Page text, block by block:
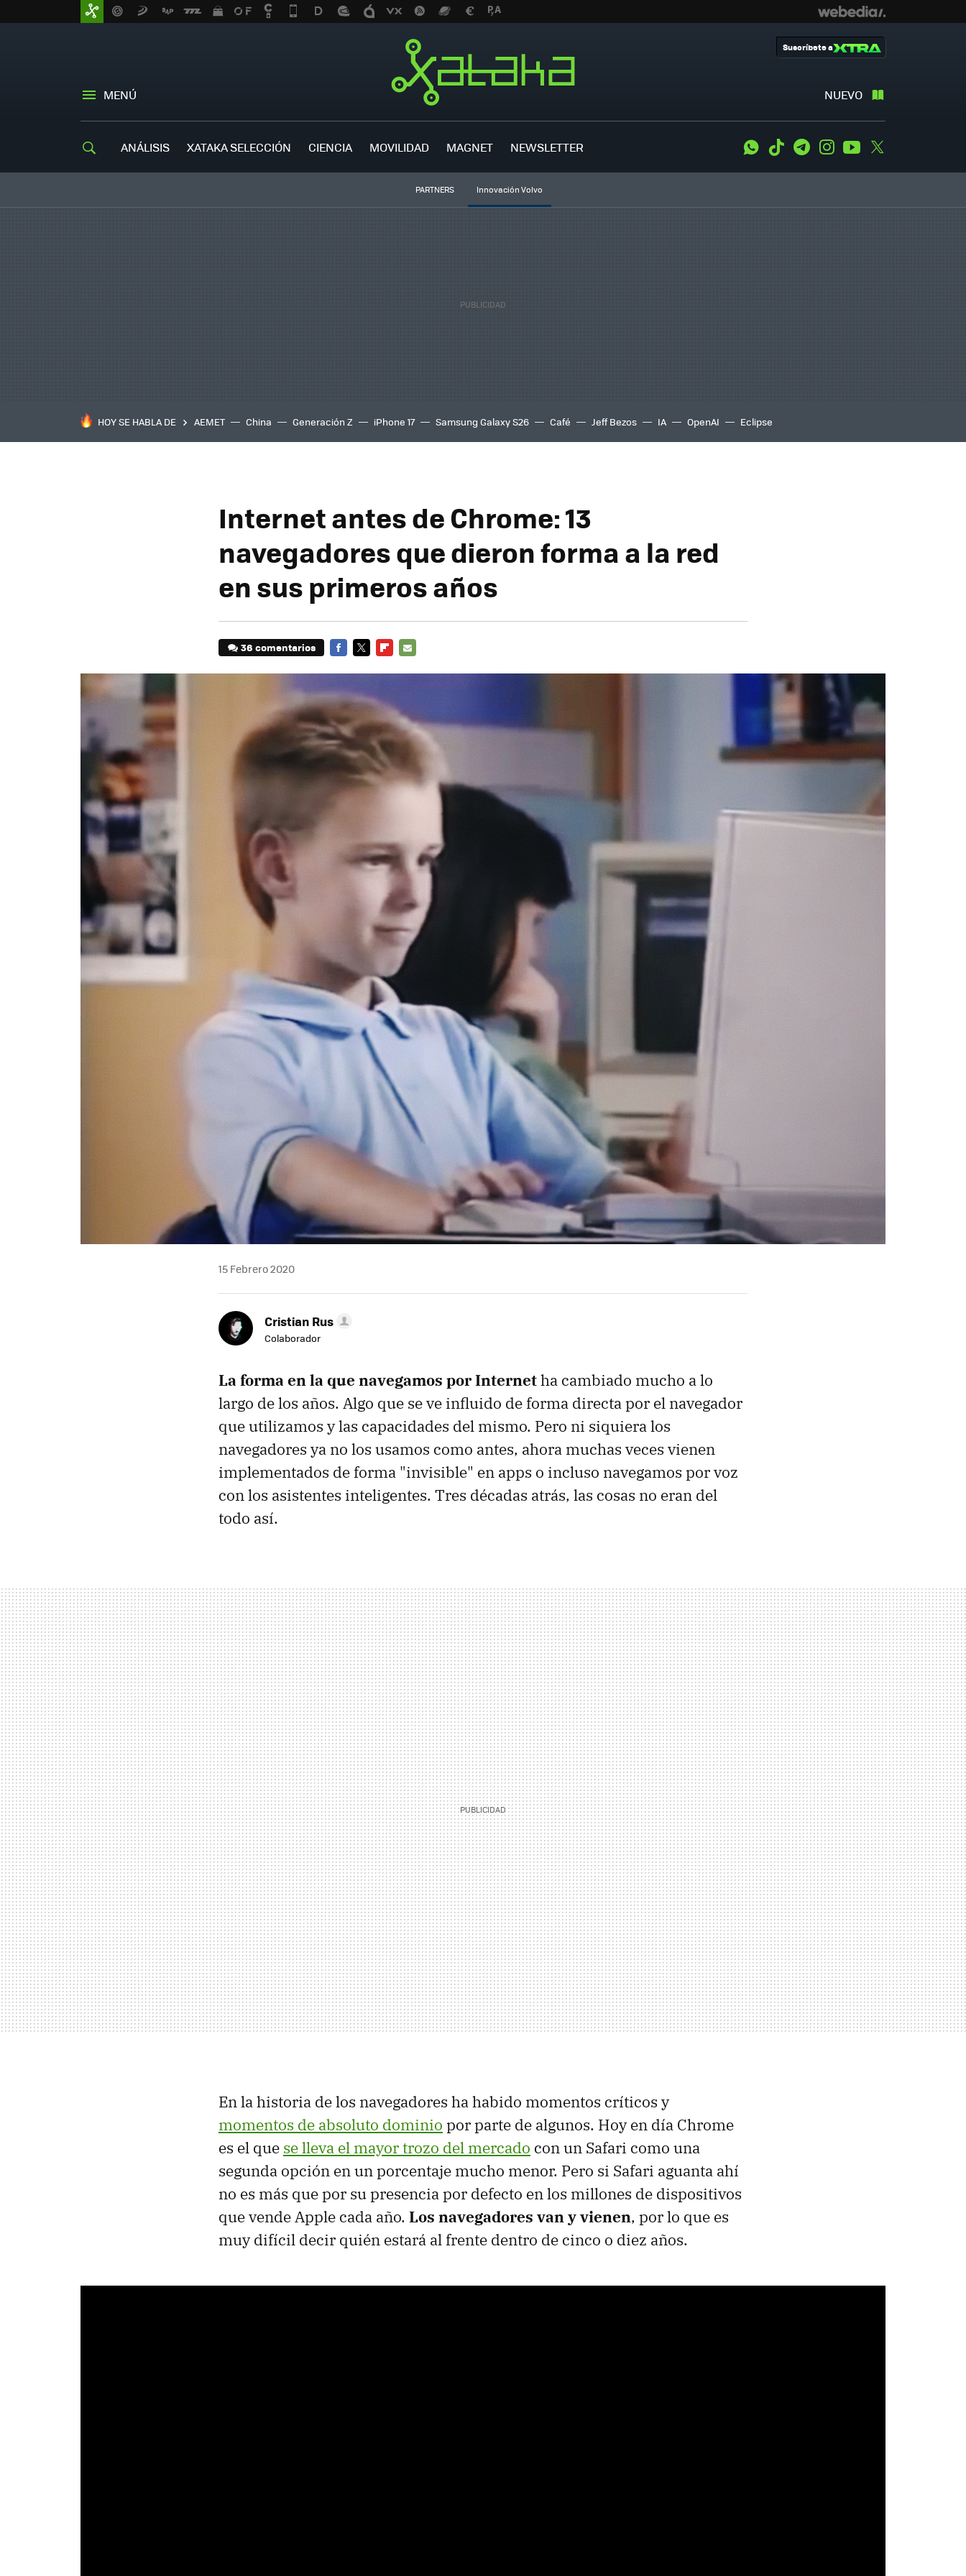
MENÚ NUEVO
Suscríbete a
ANÁLISIS XATAKA SELECCIÓN CIENCIA MOVILIDAD MAGNET NEWSLETTER WhatsApp
Tiktok TelegramInstagramYoutube
PARTNERS Innovación Volvo
HOY SE HABLA DE AEMET China Generación Z iPhone 17 Samsung Galaxy S26 Café Jeff Bezos IA OpenAI Eclipse
Internet antes de Chrome: 13
navegadores que dieron forma a la red
en sus primeros años
36 comentarios
15 Febrero 2020
Cristian Rus
Colaborador
La forma en la que navegamos por Internetha cambiado mucho a lo
largo de los años. Algo que se ve influido de forma directa por el navegador
que utilizamos y las capacidades del mismo. Pero ni siquiera los
navegadores ya no los usamos como antes, ahora muchas veces vienen
implementados de forma "invisible" en apps o incluso navegamos por voz
con los asistentes inteligentes. Tres décadas atrás, las cosas no eran del
todo así.
En la historia de los navegadores ha habido momentos críticos y
momentos de absoluto dominio por parte de algunos. Hoy en día Chrome
es el que se lleva el mayor trozo del mercado con un Safari como una
segunda opción en un porcentaje mucho menor. Pero si Safari aguanta ahí
no es más que por su presencia por defecto en los millones de dispositivos
que vende Apple cada año. Los navegadores van y vienen, por lo que es
muy difícil decir quién estará al frente dentro de cinco o diez años.